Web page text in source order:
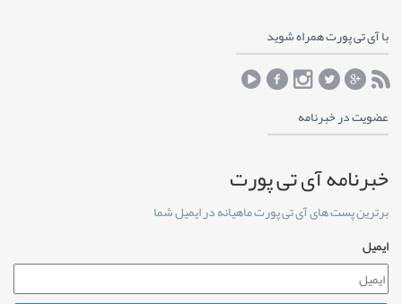
با آی تی پورت همراه شوید
عضویت در خبرنامه
خبرنامه آی تی پورت
برترین پست های آی تی پورت ماهیانه در ایمیل شما
ایمیل